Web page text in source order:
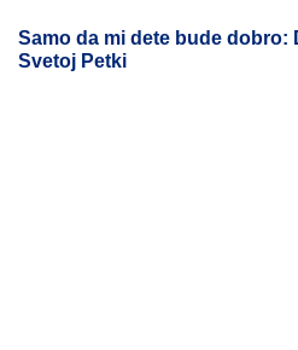
Samo da mi dete bude dobro:
Svetoj Petki